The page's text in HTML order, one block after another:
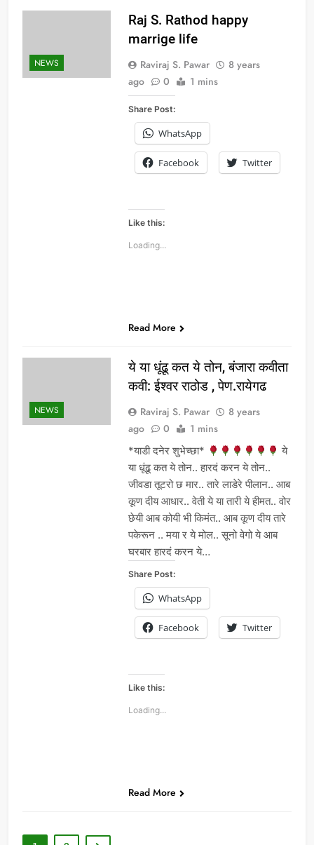
NEWS
Raj S. Rathod happy
marrige life
Raviraj S. Pawar
8 years
ago
0 1 mins
Share Post:
WhatsApp
Facebook Twitter
Like this:
Loading...
Read More
NEWS
ये या धूंढू कत ये तोन, बंजारा कवीता
कवी: ईश्वर राठोड , पेण.रायेगढ
Raviraj S. Pawar
8 years
ago
0 1 mins
*याडी दनेर शुभेच्छा*
ये
या धूंढू कत ये तोन.. हारदं करन ये तोन..
जीवडा तूटरो छ मार.. तारे लाडेरे पीलान.. आब
कूण दीय आधार.. वेती ये या तारी ये हीमत.. वोर
छेयी आब कोयी भी किमंत.. आब कूण दीय तारे
पकेरून .. मया र ये मोल.. सूनो वेगो ये आब
घरबार हारदं करन ये…
Share Post:
WhatsApp
Facebook Twitter
Like this:
Loading...
Read More